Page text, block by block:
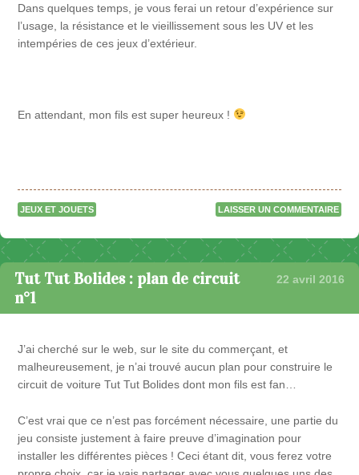
Dans quelques temps, je vous ferai un retour d’expérience sur
l’usage, la résistance et le vieillissement sous les UV et les
intempéries de ces jeux d’extérieur.
En attendant, mon fils est super heureux !
JEUX ET JOUETS LAISSER UN COMMENTAIRE
Tut Tut Bolides : plan de circuit
n°1
22 avril 2016
J’ai cherché sur le web, sur le site du commerçant, et
malheureusement, je n’ai trouvé aucun plan pour construire le
circuit de voiture Tut Tut Bolides dont mon fils est fan…
C’est vrai que ce n’est pas forcément nécessaire, une partie du
jeu consiste justement à faire preuve d’imagination pour
installer les différentes pièces ! Ceci étant dit, vous ferez votre